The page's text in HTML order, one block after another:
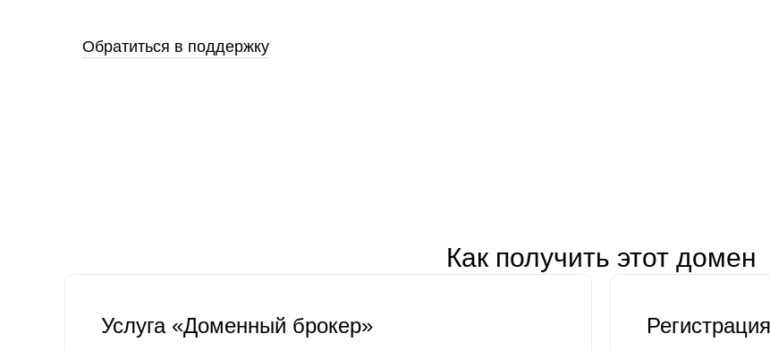
Обратиться в поддержку
Как получить этот домен
Услуга «Доменный брокер»